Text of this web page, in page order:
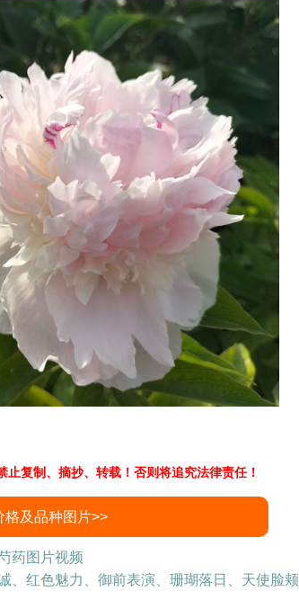
复制、摘抄、转载！否则将追究法律责任！
格及品种图片>>
药图片视频
、红色魅力、御前表演、珊瑚落日、天使脸颊